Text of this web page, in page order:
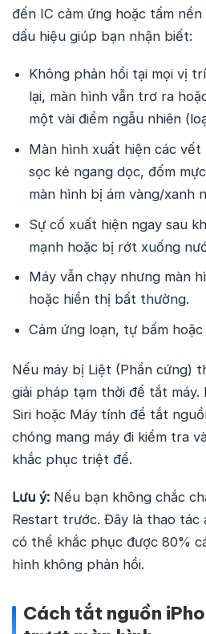
đến IC cảm ứng hoặc tấm
dấu hiệu giúp bạn nhận biết:
Không phản hồi tại mọi vị
lại, màn hình vẫn trơ ra
một vài điểm ngẫu nhiên
Màn hình xuất hiện các
sọc kẻ ngang dọc, đốm
màn hình bị ám vàng/xanh
Sự cố xuất hiện ngay sau
mạnh hoặc bị rớt xuống
Máy vẫn chạy nhưng màn
hoặc hiển thị bất thường.
Cảm ứng loạn, tự bấm
Nếu máy bị Liệt (Phần cứng)
giải pháp tạm thời để tắt máy.
Siri hoặc Máy tính để tắt
chóng mang máy đi kiểm tra
khắc phục triệt để.
Lưu ý: Nếu bạn không chắc
Restart trước. Đây là thao tác
có thể khắc phục được 80%
hình không phản hồi.
Cách tắt nguồn